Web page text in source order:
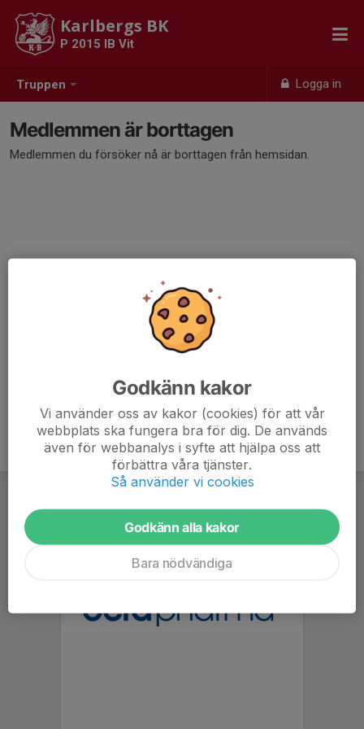
Truppen Logga in
Karlbergs BK
P 2015 IB Vit
Medlemmen är borttagen
Medlemmen du försöker nå är borttagen från hemsidan.
Godkänn kakor
Vi använder oss av kakor (cookies) för att vår
webbplats ska fungera bra för dig. De används
även för webbanalys i syfte att hjälpa oss att
förbättra våra tjänster.
Så använder vi cookies
Godkänn alla kakor
Bara nödvändiga